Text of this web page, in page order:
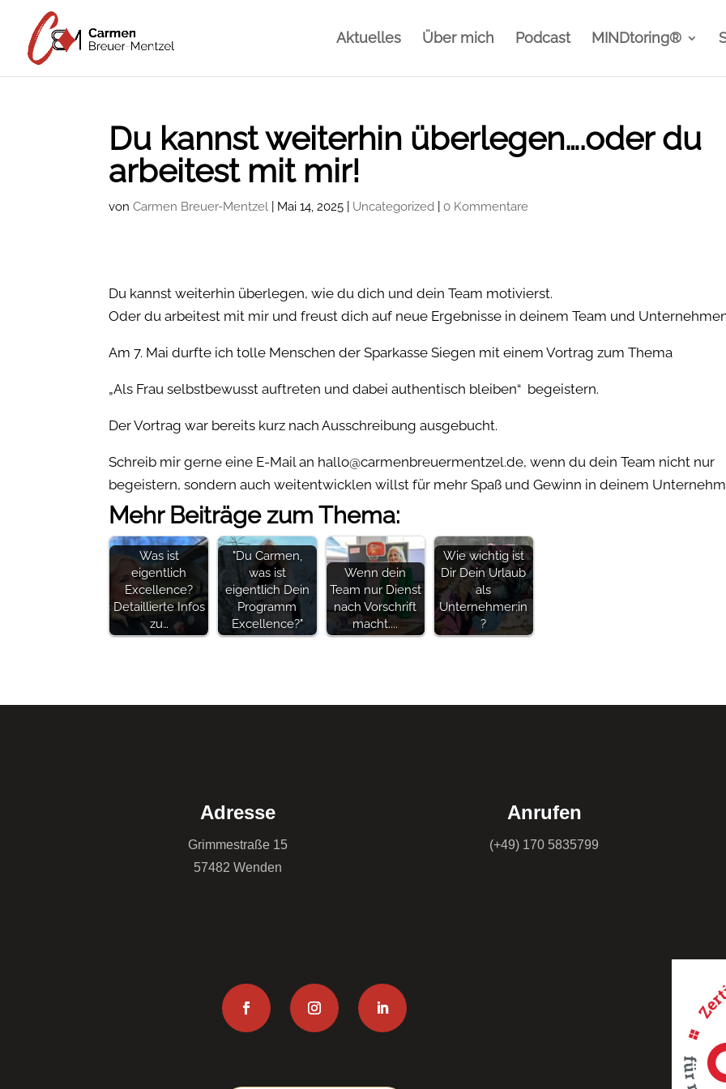
Aktuelles Über mich Podcast MINDtoring®
Du kannst weiterhin überlegen….oder du
arbeitest mit mir!
vonCarmen Breuer-Mentzel Mai 14, 2025 Uncategorized 0 Kommentare
Du kannst weiterhin überlegen, wie du dich und dein Team motivierst.
Oder du arbeitest mit mir und freust dich auf neue Ergebnisse in deinem Team und
Am 7. Mai durfte ich tolle Menschen der Sparkasse Siegen mit einem Vortrag zum Thema
„Als Frau selbstbewusst auftreten und dabei authentisch bleiben“ begeistern.
Der Vortrag war bereits kurz nach Ausschreibung ausgebucht.
Schreib mir gerne eine E-Mail an hallo@carmenbreuermentzel.de, wenn du dein Team nicht nur
begeistern, sondern auch weitentwicklen willst für mehr Spaß und Gewinn in deinem
Mehr Beiträge zum Thema:
Was ist
eigentlich
Excellence?
Detaillierte Infos
zu…
"Du Carmen,
was ist
eigentlich Dein
Programm
Excellence?"
Wenn dein
Team nur Dienst
nach Vorschrift
macht....
Wie wichtig ist
Dir Dein Urlaub
als
Unternehmer:in
?
Adresse
Grimmestraße 15
57482 Wenden
Anrufen
(+49) 170 5835799